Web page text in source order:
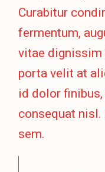
Curabitur
fermentum,
vitae dignissim
porta velit at
id dolor
consequat
sem.